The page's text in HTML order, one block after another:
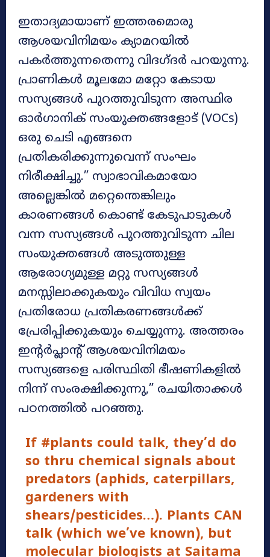
ഇതാദ്യമായാണ് ഇത്തരമൊരു
ആശയവിനിമയം ക്യാമറയിൽ
പകർത്തുന്നതെന്നു വിദഗ്ദർ പറയുന്നു.
പ്രാണികൾ മൂലമോ മറ്റോ കേടായ
സസ്യങ്ങൾ പുറത്തുവിടുന്ന അസ്ഥിര
ഓർഗാനിക് സംയുക്തങ്ങളോട് (VOCs)
ഒരു ചെടി എങ്ങനെ
പ്രതികരിക്കുന്നുവെന്ന് സംഘം
നിരീക്ഷിച്ചു.” സ്വാഭാവികമായോ
അല്ലെങ്കിൽ മറ്റെന്തെങ്കിലും
കാരണങ്ങൾ കൊണ്ട് കേടുപാടുകൾ
വന്ന സസ്യങ്ങൾ പുറത്തുവിടുന്ന ചില
സംയുക്തങ്ങൾ അടുത്തുള്ള
ആരോഗ്യമുള്ള മറ്റു സസ്യങ്ങൾ
മനസ്സിലാക്കുകയും വിവിധ സ്വയം
പ്രതിരോധ പ്രതികരണങ്ങൾക്ക്
പ്രേരിപ്പിക്കുകയും ചെയ്യുന്നു. അത്തരം
ഇന്റർപ്ലാന്റ് ആശയവിനിമയം
സസ്യങ്ങളെ പരിസ്ഥിതി ഭീഷണികളിൽ
നിന്ന് സംരക്ഷിക്കുന്നു,” രചയിതാക്കൾ
പഠനത്തിൽ പറഞ്ഞു.
If #plants could talk, they’d do
so thru chemical signals about
predators (aphids, caterpillars,
gardeners with
shears/pesticides…). Plants CAN
talk (which we’ve known), but
molecular biologists at Saitama